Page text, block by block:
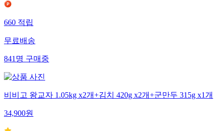
660 적립
무료배송
841 명 구매중
비비고 왕교자 1.05kg x2개+김치 420g x2개+군만두 315g x1개
34,900원